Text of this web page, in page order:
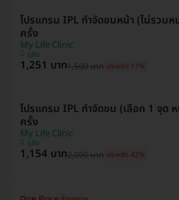
โปรแกรม IPL กำจัดขนหน้า (ไม่รวมห
ครั้ง
My Life Clinic
ดุสิต
1,251 บาท1,500 บาท ประหยัด 17%
โปรแกรม IPL กำจัดขน (เลือก 1 จุด
ครั้ง
My Life Clinic
ดุสิต
1,154 บาท2,000 บาท ประหยัด 42%